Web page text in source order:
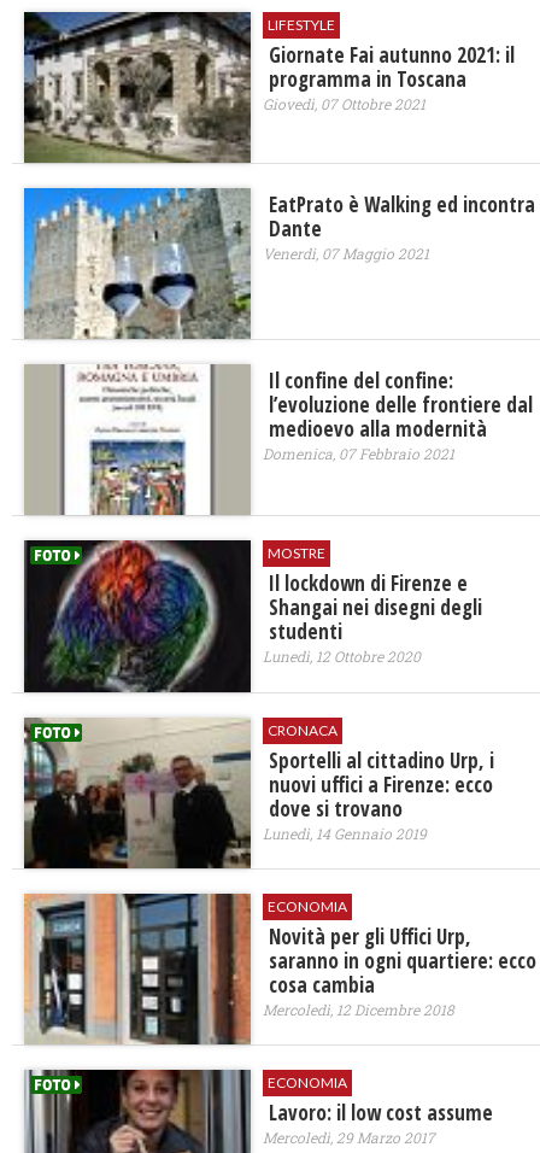
LIFESTYLE
Giornate Fai autunno 2021: il
programma in Toscana
Giovedì, 07 Ottobre 2021
EatPrato è Walking ed incontra
Dante
Venerdì, 07 Maggio 2021
Il confine del confine:
l’evoluzione delle frontiere dal
medioevo alla modernità
Domenica, 07 Febbraio 2021
MOSTRE
Il lockdown di Firenze e
Shangai nei disegni degli
studenti
Lunedì, 12 Ottobre 2020
CRONACA
Sportelli al cittadino Urp, i
nuovi uffici a Firenze: ecco
dove si trovano
Lunedì, 14 Gennaio 2019
ECONOMIA
Novità per gli Uffici Urp,
saranno in ogni quartiere: ecco
cosa cambia
Mercoledì, 12 Dicembre 2018
ECONOMIA
Lavoro: il low cost assume
Mercoledì, 29 Marzo 2017